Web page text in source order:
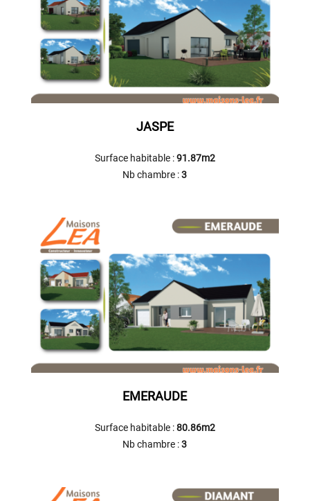
JASPE
Surface habitable :91.87m2
Nb chambre :3
EMERAUDE
Surface habitable :80.86m2
Nb chambre :3